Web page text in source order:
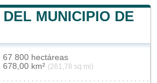
MUNICIPIO DE
67 800 hectáreas
678,00 km² (261,78 sq mi)